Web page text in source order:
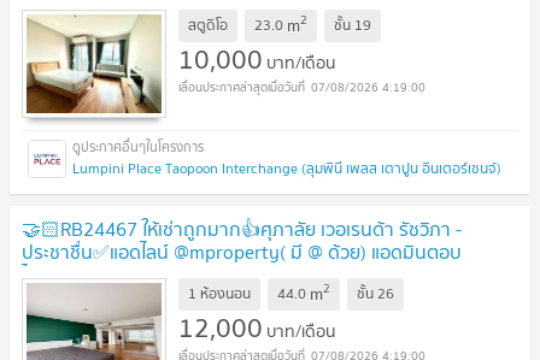
สตูดิโอ 23.0 m2 ชั้น 19
10,000 บาท/เดือน
07/08/2026 4:19:00
Lumpini Place Taopoon Interchange (ลุมพินี เพลส เตาปูน อินเตอร์เชนจ์)
🤝🏻RB24467 ให้เช่าถูกมาก👍ศุภาลัย เวอเรนด้า รัชวิภา -
ประชาชื่น✅แอดไลน์ @mproperty( มี @ ด้วย) แอดมินตอบ
ไว
1 ห้องนอน 44.0 m2 ชั้น26
12,000 บาท/เดือน
07/08/2026 4:19:00